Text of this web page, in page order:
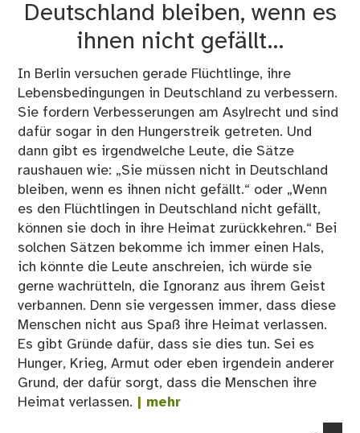
Deutschland bleiben, wenn es
ihnen nicht gefällt…
In Berlin versuchen gerade Flüchtlinge, ihre
Lebensbedingungen in Deutschland zu verbessern.
Sie fordern Verbesserungen am Asylrecht und sind
dafür sogar in den Hungerstreik getreten. Und
dann gibt es irgendwelche Leute, die Sätze
raushauen wie: „Sie müssen nicht in Deutschland
bleiben, wenn es ihnen nicht gefällt.“ oder „Wenn
es den Flüchtlingen in Deutschland nicht gefällt,
können sie doch in ihre Heimat zurückkehren.“ Bei
solchen Sätzen bekomme ich immer einen Hals,
ich könnte die Leute anschreien, ich würde sie
gerne wachrütteln, die Ignoranz aus ihrem Geist
verbannen. Denn sie vergessen immer, dass diese
Menschen nicht aus Spaß ihre Heimat verlassen.
Es gibt Gründe dafür, dass sie dies tun. Sei es
Hunger, Krieg, Armut oder eben irgendein anderer
Grund, der dafür sorgt, dass die Menschen ihre
Heimat verlassen. | mehr